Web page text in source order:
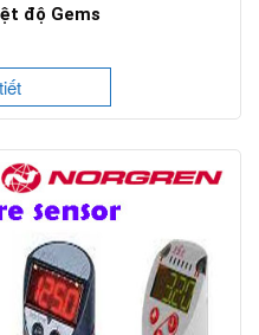
độ Gems